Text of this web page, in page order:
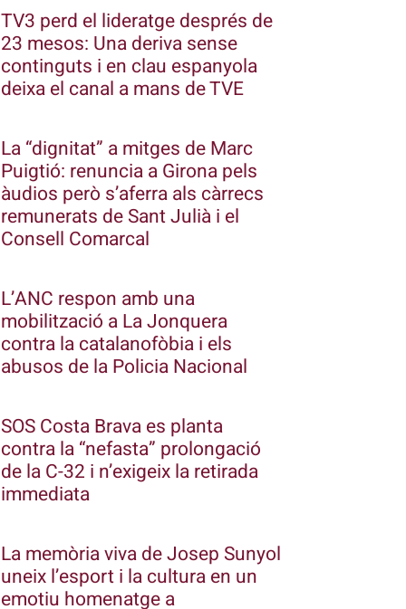
TV3 perd el lideratge després de
23 mesos: Una deriva sense
continguts i en clau espanyola
deixa el canal a mans de TVE
La “dignitat” a mitges de Marc
Puigtió: renuncia a Girona pels
àudios però s’aferra als càrrecs
remunerats de Sant Julià i el
Consell Comarcal
L’ANC respon amb una
mobilització a La Jonquera
contra la catalanofòbia i els
abusos de la Policia Nacional
SOS Costa Brava es planta
contra la “nefasta” prolongació
de la C-32 i n’exigeix la retirada
immediata
La memòria viva de Josep Sunyol
uneix l’esport i la cultura en un
emotiu homenatge a